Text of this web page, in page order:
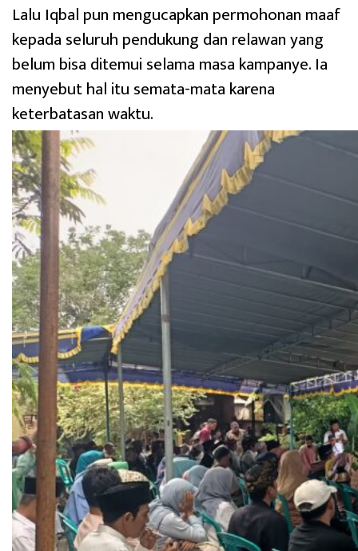
Lalu Iqbal pun mengucapkan permohonan maaf
kepada seluruh pendukung dan relawan yang
belum bisa ditemui selama masa kampanye. Ia
menyebut hal itu semata-mata karena
keterbatasan waktu.